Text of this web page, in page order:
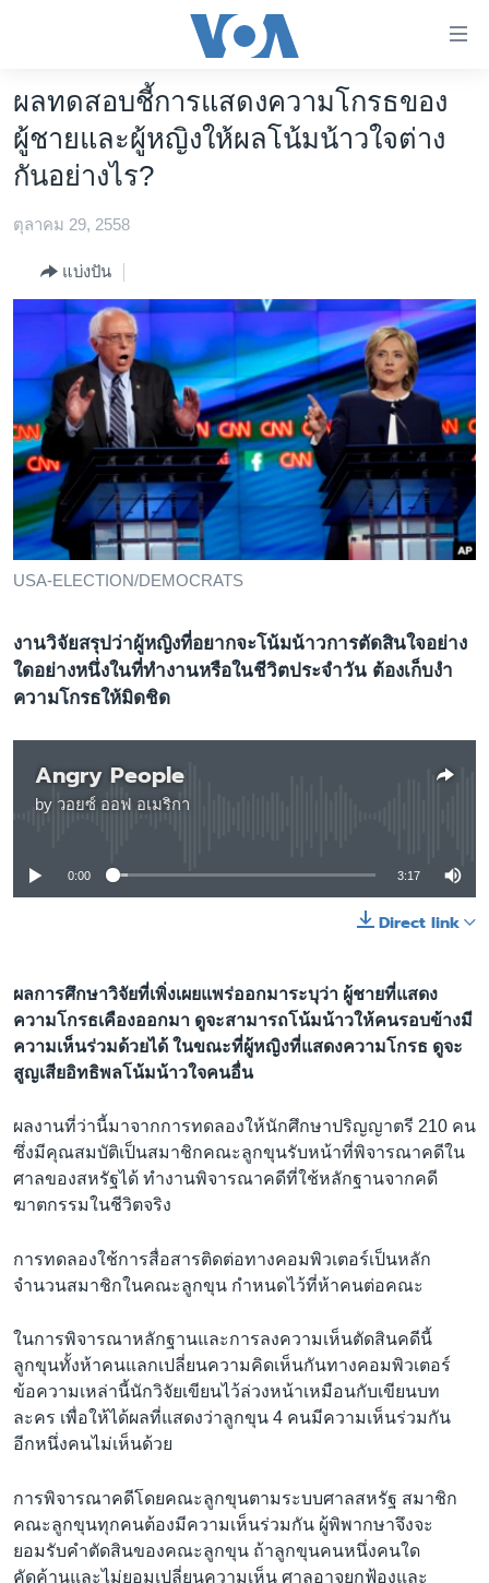
ต่อ
ข้าม
ไป
เนื้อหา
ข้าม
การ
ค้นหา
หน้าหลัก
โลก
เอเชีย
สหรัฐฯ
ไทย
ธุรกิจ
วิทยาศาสตร์
สังคมและสุขภาพ
ไลฟ์สไตล์
ตรวจสอบข่าว
เรียนรู้ภาษาอังกฤษ
พอดคาสต์
เลือกภาษา
ผลทดสอบชี้การแสดงความโกรธของ
ผู้ชายและผู้หญิงให้ผลโน้มน้าวใจต่าง
กันอย่างไร?
ตุลาคม 29, 2558
แบ่งปัน
USA-ELECTION/DEMOCRATS
งานวิจัยสรุปว่าผู้หญิงที่อยากจะโน้มน้าวการตัดสินใจอย่าง
ใดอย่างหนึ่งในที่ทำงานหรือในชีวิตประจำวัน ต้องเก็บงำ
ความโกรธให้มิดชิด
Angry People
by วอยซ์ ออฟ อเมริกา
No media source currently available
0:00 3:17
Direct link
ผลการศึกษาวิจัยที่เพิ่งเผยแพร่ออกมาระบุว่า ผู้ชายที่แสดง
ความโกรธเคืองออกมา ดูจะสามารถโน้มน้าวให้คนรอบข้างมี
ความเห็นร่วมด้วยได้ ในขณะที่ผู้หญิงที่แสดงความโกรธ ดูจะ
สูญเสียอิทธิพลโน้มน้าวใจคนอื่น
ผลงานที่ว่านี้มาจากการทดลองให้นักศึกษาปริญญาตรี 210 คน
ซึ่งมีคุณสมบัติเป็นสมาชิกคณะลูกขุนรับหน้าที่พิจารณาคดีใน
ศาลของสหรัฐได้ ทำงานพิจารณาคดีที่ใช้หลักฐานจากคดี
ฆาตกรรมในชีวิตจริง
การทดลองใช้การสื่อสารติดต่อทางคอมพิวเตอร์เป็นหลัก
จำนวนสมาชิกในคณะลูกขุน กำหนดไว้ที่ห้าคนต่อคณะ
ในการพิจารณาหลักฐานและการลงความเห็นตัดสินคดีนี้
ลูกขุนทั้งห้าคนแลกเปลี่ยนความคิดเห็นกันทางคอมพิวเตอร์
ข้อความเหล่านี้นักวิจัยเขียนไว้ล่วงหน้าเหมือนกับเขียนบท
ละคร เพื่อให้ได้ผลที่แสดงว่าลูกขุน 4 คนมีความเห็นร่วมกัน
อีกหนึ่งคนไม่เห็นด้วย
การพิจารณาคดีโดยคณะลูกขุนตามระบบศาลสหรัฐ สมาชิก
คณะลูกขุนทุกคนต้องมีความเห็นร่วมกัน ผู้พิพากษาจึงจะ
ยอมรับคำตัดสินของคณะลูกขุน ถ้าลูกขุนคนหนึ่งคนใด
คัดค้านและไม่ยอมเปลี่ยนความเห็น ศาลอาจยกฟ้องและ